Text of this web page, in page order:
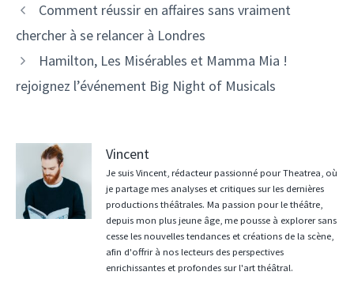
Comment réussir en affaires sans vraiment
chercher à se relancer à Londres
Hamilton, Les Misérables et Mamma Mia !
rejoignez l’événement Big Night of Musicals
Vincent
Je suis Vincent, rédacteur passionné pour Theatrea, où
je partage mes analyses et critiques sur les dernières
productions théâtrales. Ma passion pour le théâtre,
depuis mon plus jeune âge, me pousse à explorer sans
cesse les nouvelles tendances et créations de la scène,
afin d'offrir à nos lecteurs des perspectives
enrichissantes et profondes sur l'art théâtral.